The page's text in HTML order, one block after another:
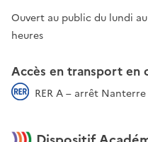
Ouvert au public du lundi
heures
Accès en transport en
RER A – arrêt